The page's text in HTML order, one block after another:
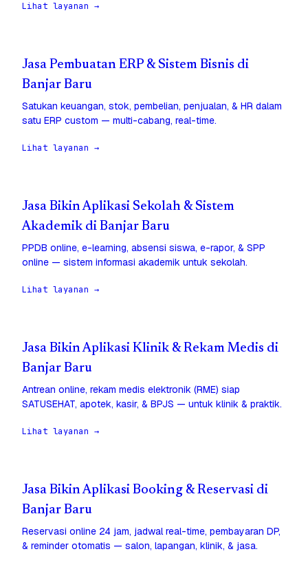
Lihat layanan →
Jasa Pembuatan ERP & Sistem Bisnis di
Banjar Baru
Satukan keuangan, stok, pembelian, penjualan, & HR dalam
satu ERP custom — multi-cabang, real-time.
Lihat layanan →
Jasa Bikin Aplikasi Sekolah & Sistem
Akademik di Banjar Baru
PPDB online, e-learning, absensi siswa, e-rapor, & SPP
online — sistem informasi akademik untuk sekolah.
Lihat layanan →
Jasa Bikin Aplikasi Klinik & Rekam Medis di
Banjar Baru
Antrean online, rekam medis elektronik (RME) siap
SATUSEHAT, apotek, kasir, & BPJS — untuk klinik & praktik.
Lihat layanan →
Jasa Bikin Aplikasi Booking & Reservasi di
Banjar Baru
Reservasi online 24 jam, jadwal real-time, pembayaran DP,
& reminder otomatis — salon, lapangan, klinik, & jasa.